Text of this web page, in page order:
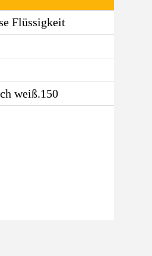
Flüssigkeit
weiß.150